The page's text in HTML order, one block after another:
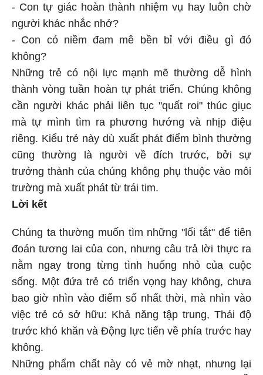
- Con tự giác hoàn thành nhiệm vụ hay luôn chờ
người khác nhắc nhở?
- Con có niềm đam mê bền bỉ với điều gì đó
không?
Những trẻ có nội lực mạnh mẽ thường dễ hình
thành vòng tuần hoàn tự phát triển. Chúng không
cần người khác phải liên tục "quất roi" thúc giục
mà tự mình tìm ra phương hướng và nhịp điệu
riêng. Kiểu trẻ này dù xuất phát điểm bình thường
cũng thường là người về đích trước, bởi sự
trưởng thành của chúng không phụ thuộc vào môi
trường mà xuất phát từ trái tim.
Lời kết
Chúng ta thường muốn tìm những "lối tắt" để tiên
đoán tương lai của con, nhưng câu trả lời thực ra
nằm ngay trong từng tình huống nhỏ của cuộc
sống. Một đứa trẻ có triển vọng hay không, chưa
bao giờ nhìn vào điểm số nhất thời, mà nhìn vào
việc trẻ có sở hữu: Khả năng tập trung, Thái độ
trước khó khăn và Động lực tiến về phía trước hay
không.
Những phẩm chất này có vẻ mờ nhạt, nhưng lại